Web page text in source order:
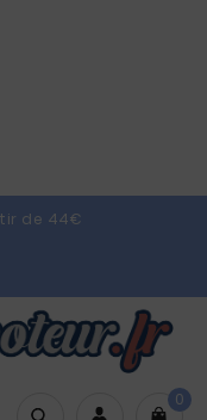
de 44€
0